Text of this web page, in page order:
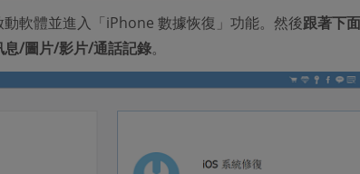
軟體並進入「iPhone 數據恢復」功能。然後跟著下
/圖片/影片/通話記錄。